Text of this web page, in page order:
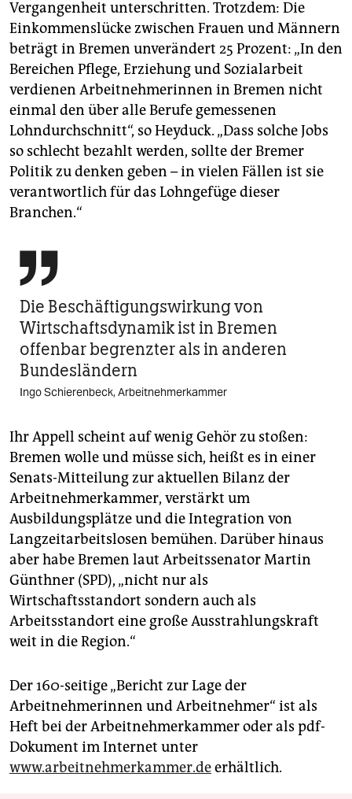
Vergangenheit unterschritten. Trotzdem: Die
Einkommenslücke zwischen Frauen und Männern
beträgt in Bremen unverändert 25 Prozent: „In den
Bereichen Pflege, Erziehung und Sozialarbeit
verdienen Arbeitnehmerinnen in Bremen nicht
einmal den über alle Berufe gemessenen
Lohndurchschnitt“, so Heyduck. „Dass solche Jobs
so schlecht bezahlt werden, sollte der Bremer
Politik zu denken geben – in vielen Fällen ist sie
verantwortlich für das Lohngefüge dieser
Branchen.“

Die Beschäftigungswirkung von
Wirtschaftsdynamik ist in Bremen
offenbar begrenzter als in anderen
Bundesländern
Ingo Schierenbeck, Arbeitnehmerkammer
Ihr Appell scheint auf wenig Gehör zu stoßen:
Bremen wolle und müsse sich, heißt es in einer
Senats-Mitteilung zur aktuellen Bilanz der
Arbeitnehmerkammer, verstärkt um
Ausbildungsplätze und die Integration von
Langzeitarbeitslosen bemühen. Darüber hinaus
aber habe Bremen laut Arbeitssenator Martin
Günthner (SPD), „nicht nur als
Wirtschaftsstandort sondern auch als
Arbeitsstandort eine große Ausstrahlungskraft
weit in die Region.“
Der 160-seitige „Bericht zur Lage der
Arbeitnehmerinnen und Arbeitnehmer“ ist als
Heft bei der Arbeitnehmerkammer oder als pdf-
Dokument im Internet unter
www.arbeitnehmerkammer.deerhältlich.